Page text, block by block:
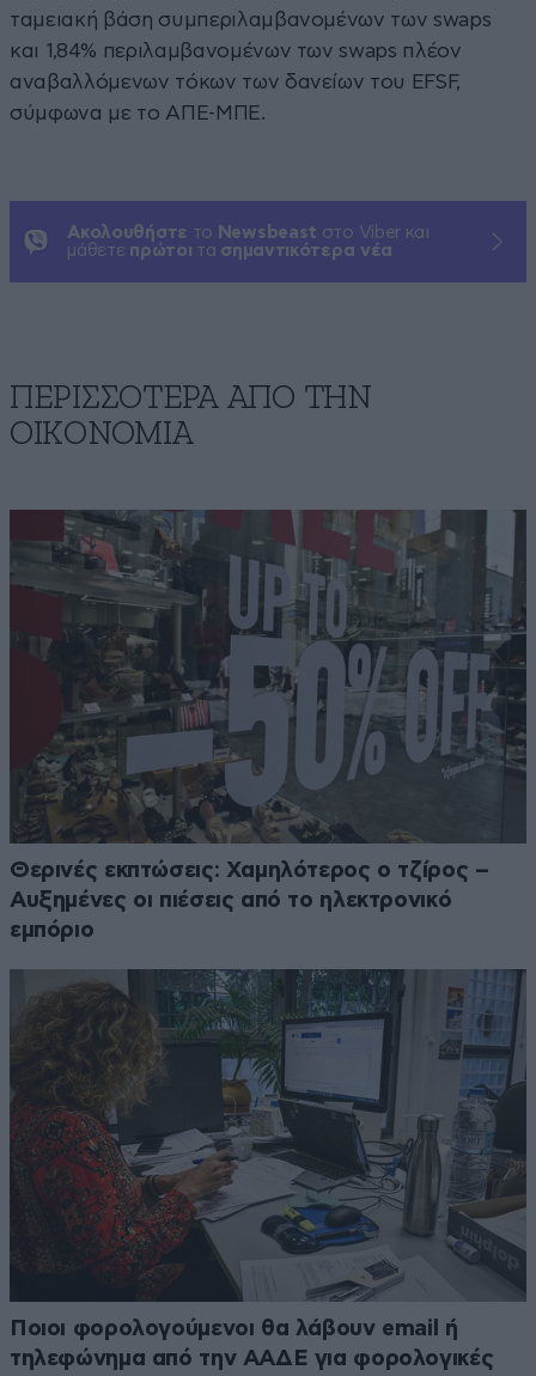
ταμειακή βάση συμπεριλαμβανομένων των swaps
και 1,84% περιλαμβανομένων των swaps πλέον
αναβαλλόμενων τόκων των δανείων του EFSF,
σύμφωνα με το ΑΠΕ-ΜΠΕ.
Ακολουθήστε το Newsbeast στο Viber και
μάθετε πρώτοι τα σημαντικότερα νέα
ΠΕΡΙΣΣΟΤΕΡΑ ΑΠΟ ΤΗΝ
ΟΙΚΟΝΟΜΙΑ
Θερινές εκπτώσεις: Χαμηλότερος ο τζίρος –
Αυξημένες οι πιέσεις από το ηλεκτρονικό
εμπόριο
Ποιοι φορολογούμενοι θα λάβουν email ή
τηλεφώνημα από την ΑΑΔΕ για φορολογικές